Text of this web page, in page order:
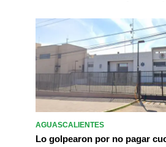
AGUASCALIENTES
Lo golpearon por no pagar